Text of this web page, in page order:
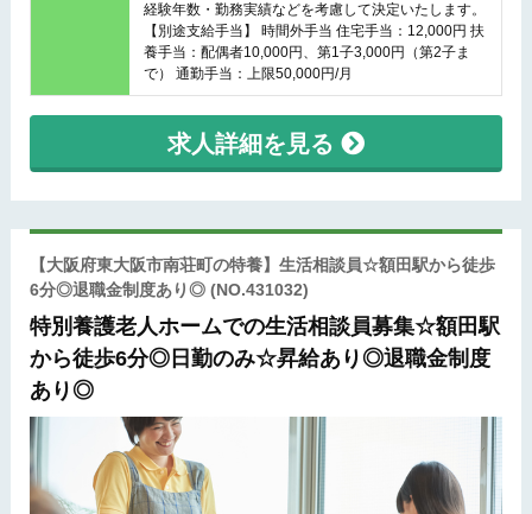
経験年数・勤務実績などを考慮して決定いたします。
【別途支給手当】 時間外手当 住宅手当：12,000円 扶
養手当：配偶者10,000円、第1子3,000円（第2子ま
で） 通勤手当：上限50,000円/月
求人詳細を見る
【大阪府東大阪市南荘町の特養】生活相談員☆額田駅から徒歩
6分◎退職金制度あり◎ (NO.431032)
特別養護老人ホームでの生活相談員募集☆額田駅
から徒歩6分◎日勤のみ☆昇給あり◎退職金制度
あり◎